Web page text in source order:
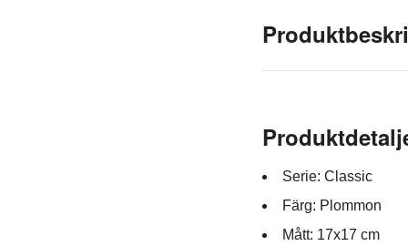
Serie: Classic
Färg: Plommon
Mått: 17x17 cm